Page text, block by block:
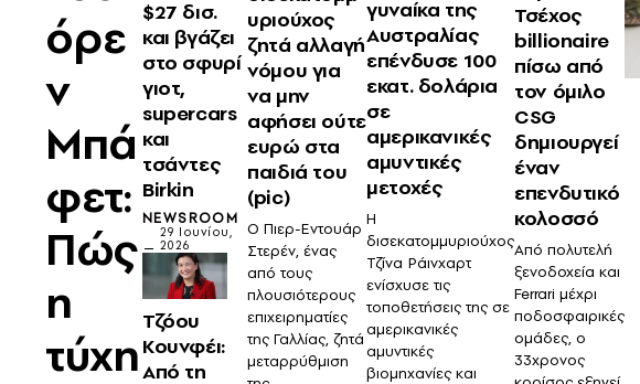
όρε
ν
Μπά
φετ:
Πώς
η
τύχη
$27 δισ.
και βγάζει
στο σφυρί
γιοτ,
supercars
και
τσάντες
Birkin
NEWSROOM
29 Ιουνίου,
2026
Τζόου
Κουνφέι:
Από τη
υριούχος
ζητά αλλαγή
νόμου για
να μην
αφήσει ούτε
ευρώ στα
παιδιά του
(pic)
Ο Πιερ-Εντουάρ
Στερέν, ένας
από τους
πλουσιότερους
επιχειρηματίες
της Γαλλίας, ζητά
μεταρρύθμιση
γυναίκα της
Αυστραλίας
επένδυσε 100
εκατ. δολάρια
σε
αμερικανικές
αμυντικές
μετοχές
Η
δισεκατομμυριούχος
Τζίνα Ράινχαρτ
ενίσχυσε τις
τοποθετήσεις της σε
αμερικανικές
αμυντικές
βιομηχανίες και
Τσέχος
billionaire
πίσω από
τον όμιλο
CSG
δημιουργεί
έναν
επενδυτικό
κολοσσό
Από πολυτελή
ξενοδοχεία και
Ferrari μέχρι
ποδοσφαιρικές
ομάδες, ο
33χρονος